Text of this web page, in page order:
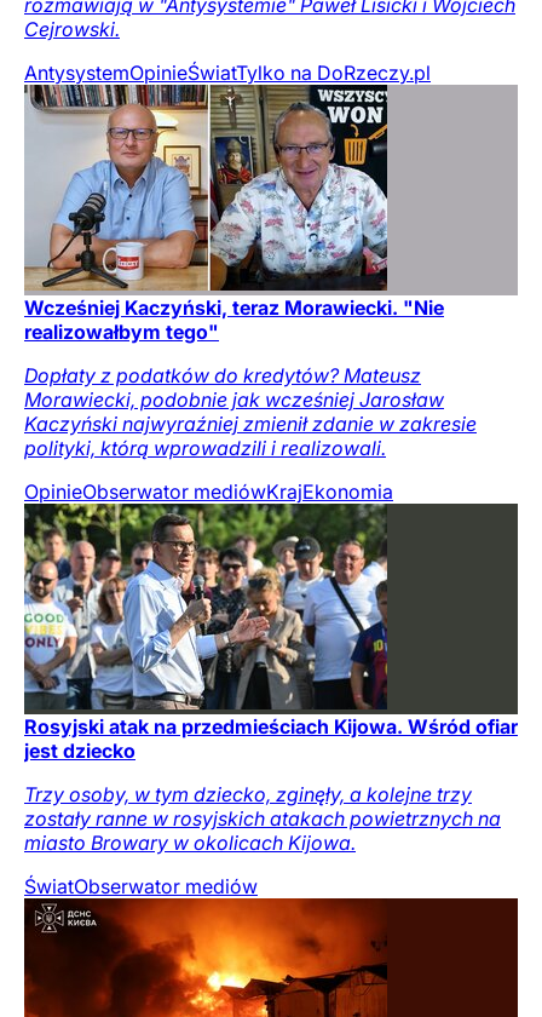
Cejrowski.
AntysystemOpinieŚwiatTylko na DoRzeczy.pl
Wcześniej Kaczyński, teraz Morawiecki. "Nie
realizowałbym tego"
Dopłaty z podatków do kredytów? Mateusz
Morawiecki, podobnie jak wcześniej Jarosław
Kaczyński najwyraźniej zmienił zdanie w zakresie
polityki, którą wprowadzili i realizowali.
OpinieObserwator mediówKrajEkonomia
Rosyjski atak na przedmieściach Kijowa. Wśród ofiar
jest dziecko
Trzy osoby, w tym dziecko, zginęły, a kolejne trzy
zostały ranne w rosyjskich atakach powietrznych na
miasto Browary w okolicach Kijowa.
ŚwiatObserwator mediów